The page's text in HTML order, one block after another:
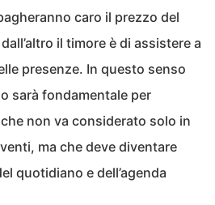
caro il prezzo del
il timore è di assistere a
presenze. In questo senso
sarà fondamentale per
non va considerato solo in
ma che deve diventare
quotidiano e dell’agenda